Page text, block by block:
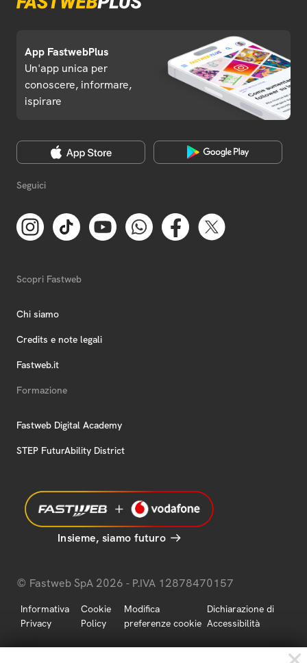
App FastwebPlus
Un'app unica per
conoscere, informare,
ispirare
Seguici
Scopri Fastweb
Chi siamo
Credits e note legali
Fastweb.it
Formazione
Fastweb Digital Academy
STEP FuturAbility District
Insieme, siamo futuro
© Fastweb SpA 2026 - P.IVA 12878470157
Informativa
Privacy
Cookie
Policy
Modifica
preferenze cookie
Dichiarazione di
Accessibilità